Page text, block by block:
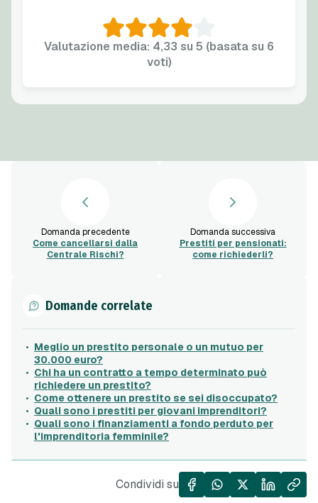
Valutazione media: 4,33 su 5 (basata su 6
voti)
Domanda precedente
Come cancellarsi dalla
Centrale Rischi?
Domanda successiva
Prestiti per pensionati:
come richiederli?
Domande correlate
Meglio un prestito personale o un mutuo per
30.000 euro?
Chi ha un contratto a tempo determinato può
richiedere un prestito?
Come ottenere un prestito se sei disoccupato?
Quali sono i prestiti per giovani imprenditori?
Quali sono i finanziamenti a fondo perduto per
l'imprenditoria femminile?
Condividi su